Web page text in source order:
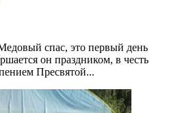
спас, это первый день
он праздником, в честь
Пресвятой...